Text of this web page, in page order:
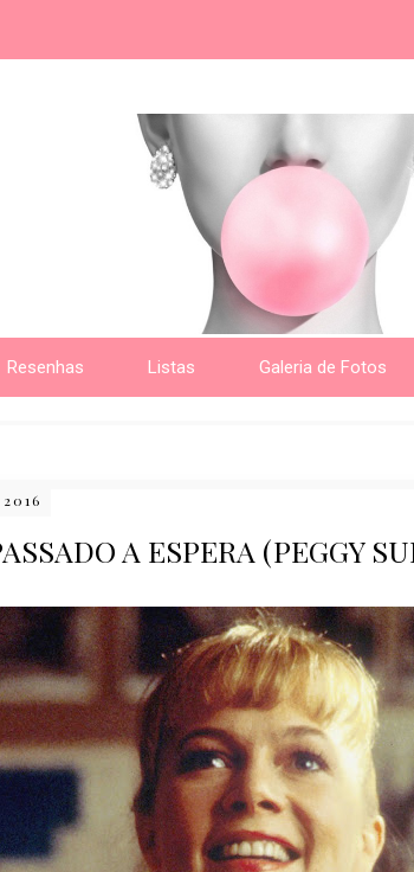
Resenhas Listas Galeria de Fotos
A ESPERA (PEGGY